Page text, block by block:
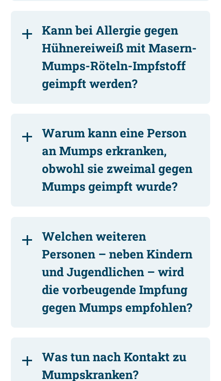
Kann bei Allergie gegen
Hühnereiweiß mit Masern-
Mumps-Röteln-Impfstoff
geimpft werden?
Warum kann eine Person
an Mumps erkranken,
obwohl sie zweimal gegen
Mumps geimpft wurde?
Welchen weiteren
Personen – neben Kindern
und Jugendlichen – wird
die vorbeugende Impfung
gegen Mumps empfohlen?
Was tun nach Kontakt zu
Mumpskranken?